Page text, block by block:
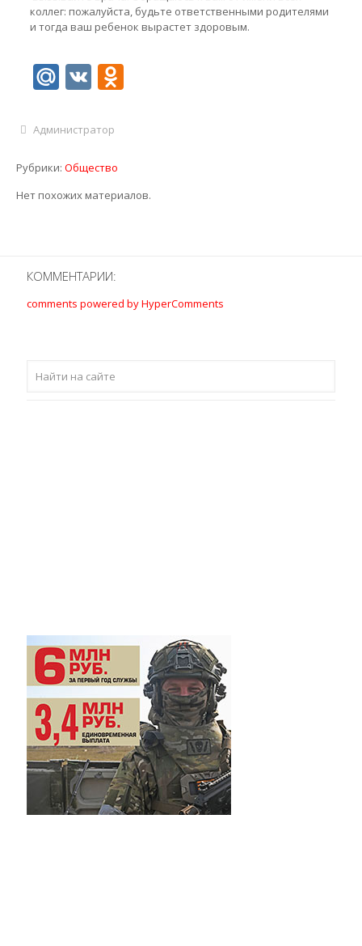
коллег: пожалуйста, будьте ответственными родителями
и тогда ваш ребенок вырастет здоровым.
Mail.Ru
VKOdnoklassniki
Администратор
Рубрики: Общество
Нет похожих материалов.
КОММЕНТАРИИ:
comments powered by HyperComments